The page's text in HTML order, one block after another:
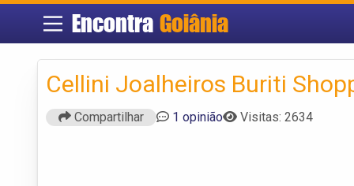
Encontra Goiânia
Cellini Joalheiros Buriti
Compartilhar 1 opinião Visitas: 2634